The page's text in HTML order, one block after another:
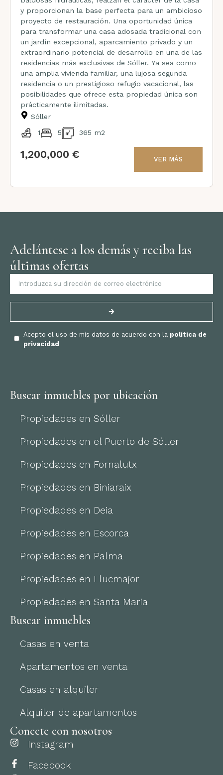
y proporcionan la base perfecta para un ambicioso
proyecto de restauración. Una oportunidad única
para transformar una casa adosada tradicional con
un jardín excepcional, aparcamiento privado y un
extraordinario potencial de desarrollo en una de las
residencias más exclusivas de Sóller. Ya sea como
una amplia vivienda familiar, una lujosa segunda
residencia o un prestigioso refugio vacacional, las
posibilidades que ofrece esta propiedad única son
prácticamente ilimitadas.
Sóller
1 5 365 m2
1,200,000 € VER MÁS
Adelántese a los demás y reciba las
últimas ofertas
Acepto el uso de mis datos de acuerdo con la política de
privacidad
Buscar inmuebles por ubicación
Propiedades en Sóller
Propiedades en el Puerto de Sóller
Propiedades en Fornalutx
Propiedades en Biniaraix
Propiedades en Deia
Propiedades en Escorca
Propiedades en Palma
Propiedades en Llucmajor
Propiedades en Santa Maria
Buscar inmuebles
Casas en venta
Apartamentos en venta
Casas en alquiler
Alquiler de apartamentos
Conecte con nosotros
Instagram
Facebook